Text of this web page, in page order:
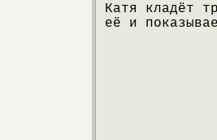
Катя кладёт
её и